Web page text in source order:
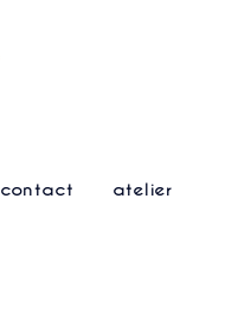
contact atelier